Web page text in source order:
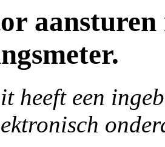
aansturen
heeft een